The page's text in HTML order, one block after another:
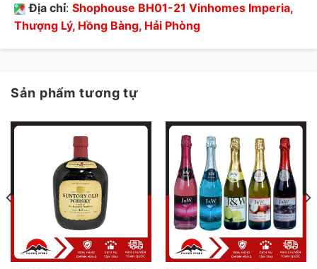
Địa chỉ: Shophouse BH01-21 Vinhomes Imperia,
Thượng Lý, Hồng Bàng, Hải Phòng
Sản phẩm tương tự